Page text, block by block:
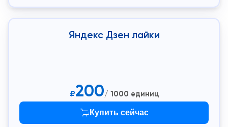
Яндекс Дзен лайки
₽200/ 1000 единиц
Купить сейчас